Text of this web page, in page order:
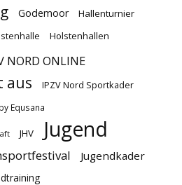
Godemoor Hallenturnier
Holstenhallen
NORD ONLINE
aus IPZV Nord Sportkader
Equsana
JHV Jugend
Jugendkader